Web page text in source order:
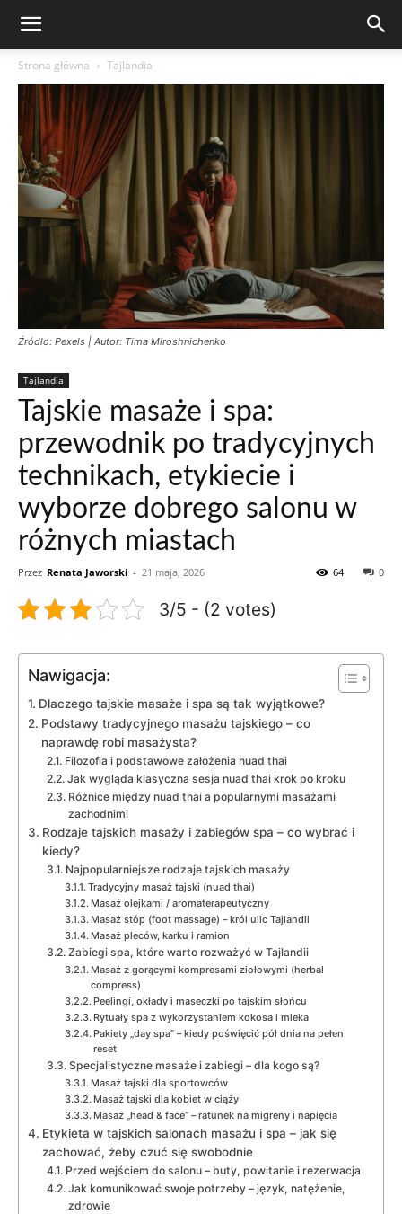
Strona główna Tajlandia
Źródło: Pexels | Autor: Tima Miroshnichenko
Tajlandia
Tajskie masaże i spa:
przewodnik po tradycyjnych
technikach, etykiecie i
wyborze dobrego salonu w
różnych miastach
Przez Renata Jaworski - 21 maja, 2026 0
64
3/5 - (2 votes)
Nawigacja:
Dlaczego tajskie masaże i spa są tak wyjątkowe?
Podstawy tradycyjnego masażu tajskiego – co
naprawdę robi masażysta?
Filozofia i podstawowe założenia nuad thai
Jak wygląda klasyczna sesja nuad thai krok po kroku
Różnice między nuad thai a popularnymi masażami
zachodnimi
Rodzaje tajskich masaży i zabiegów spa – co wybrać i
kiedy?
Najpopularniejsze rodzaje tajskich masaży
Tradycyjny masaż tajski (nuad thai)
Masaż olejkami / aromaterapeutyczny
Masaż stóp (foot massage) – król ulic Tajlandii
Masaż pleców, karku i ramion
Zabiegi spa, które warto rozważyć w Tajlandii
Masaż z gorącymi kompresami ziołowymi (herbal
compress)
Peelingi, okłady i maseczki po tajskim słońcu
Rytuały spa z wykorzystaniem kokosa i mleka
Pakiety „day spa” – kiedy poświęcić pół dnia na pełen
reset
Specjalistyczne masaże i zabiegi – dla kogo są?
Masaż tajski dla sportowców
Masaż tajski dla kobiet w ciąży
Masaż „head & face” – ratunek na migreny i napięcia
Etykieta w tajskich salonach masażu i spa – jak się
zachować, żeby czuć się swobodnie
Przed wejściem do salonu – buty, powitanie i rezerwacja
Jak komunikować swoje potrzeby – język, natężenie,
zdrowie